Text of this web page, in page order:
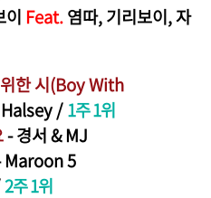
Feat.염따, 기리보이, 자
한시(Boy With
Halsey/1주 1위
- 경서 & MJ
Maroon 5
2주 1위